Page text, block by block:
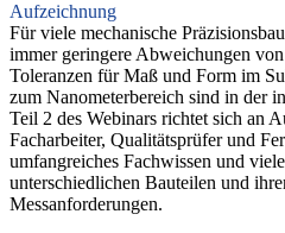
Aufzeichnung
Für viele mechanische
immer geringere Abweichungen
Toleranzen für Maß und Form im
zum Nanometerbereich sind in der
Teil 2 des Webinars richtet sich an
Facharbeiter, Qualitätsprüfer und
umfangreiches Fachwissen und
unterschiedlichen Bauteilen und
Messanforderungen.